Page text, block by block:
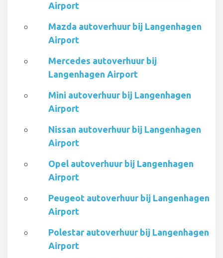
Airport
Mazda autoverhuur bij Langenhagen
Airport
Mercedes autoverhuur bij
Langenhagen Airport
Mini autoverhuur bij Langenhagen
Airport
Nissan autoverhuur bij Langenhagen
Airport
Opel autoverhuur bij Langenhagen
Airport
Peugeot autoverhuur bij Langenhagen
Airport
Polestar autoverhuur bij Langenhagen
Airport